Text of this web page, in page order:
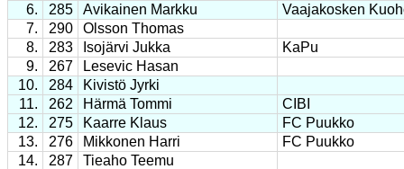
6.
285 Avikainen Markku
Vaajakosken
7.
290
Olsson Thomas
8.
283 Isojärvi Jukka
KaPu
9.
267
Lesevic Hasan
10.
284
Kivistö Jyrki
11.
262 Härmä Tommi
CIBI
12.
275 Kaarre Klaus
FC Puukko
13.
276 Mikkonen Harri
FC Puukko
14.
287
Tieaho Teemu